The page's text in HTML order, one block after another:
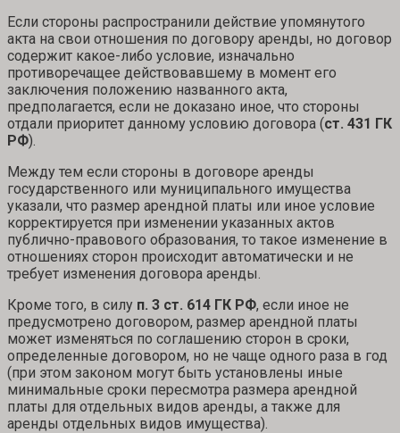
Если стороны распространили действие упомянутого
акта на свои отношения по договору аренды, но договор
содержит какое-либо условие, изначально
противоречащее действовавшему в момент его
заключения положению названного акта,
предполагается, если не доказано иное, что стороны
отдали приоритет данному условию договора (ст. 431 ГК
РФ).
Между тем если стороны в договоре аренды
государственного или муниципального имущества
указали, что размер арендной платы или иное условие
корректируется при изменении указанных актов
публично-правового образования, то такое изменение в
отношениях сторон происходит автоматически и не
требует изменения договора аренды.
Кроме того, в силу п. 3 ст. 614 ГК РФ, если иное не
предусмотрено договором, размер арендной платы
может изменяться по соглашению сторон в сроки,
определенные договором, но не чаще одного раза в год
(при этом законом могут быть установлены иные
минимальные сроки пересмотра размера арендной
платы для отдельных видов аренды, а также для
аренды отдельных видов имущества).